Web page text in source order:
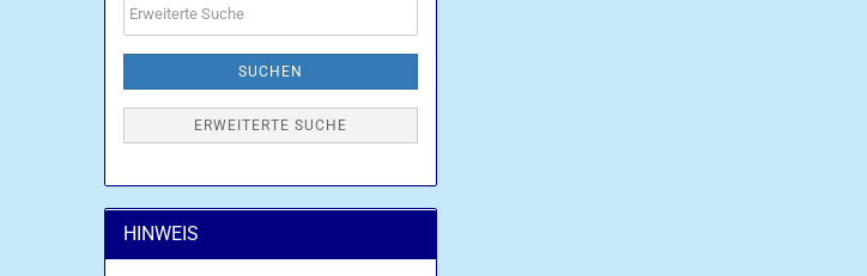
Suche
SUCHEN
ERWEITERTE SUCHE
HINWEIS